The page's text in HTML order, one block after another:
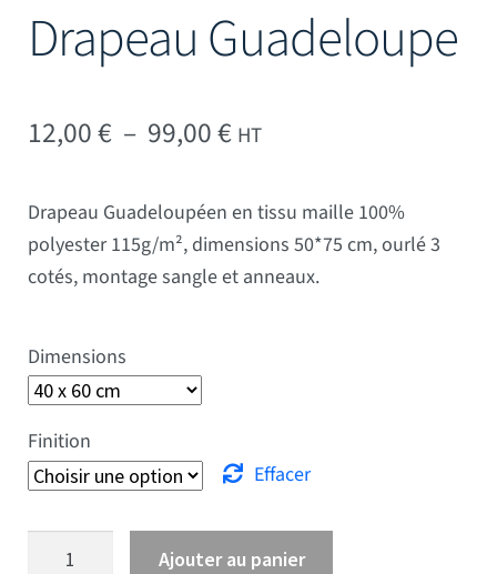
Drapeau Guadeloupe
12,00€ – 99,00€Plage de prix : 12,00 €
HT
Drapeau Guadeloupéen en tissu maille 100%
polyester 115g/m², dimensions 50*75 cm, ourlé 3
cotés, montage sangle et anneaux.
Dimensions
Finition
Effacer
quantité de Drapeau Guadeloupe
Ajouter au panier